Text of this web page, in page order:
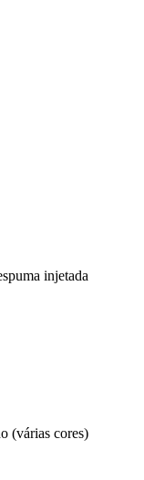
injetada
(várias cores)